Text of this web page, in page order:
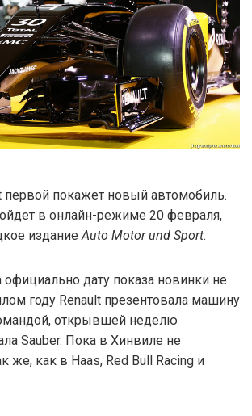
первой покажет новый автомобиль.
в онлайн-режиме 20 февраля,
издание Auto Motor und Sport.
официально дату показа новинки не
году Renault презентовала машину
открывшей неделю
Sauber. Пока в Хинвиле не
же, как в Haas, Red Bull Racing и